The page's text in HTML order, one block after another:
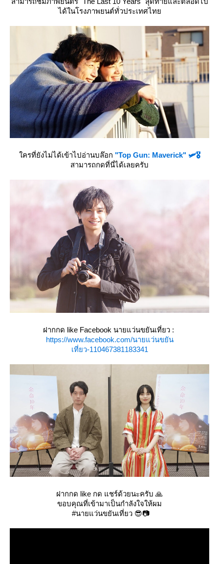
ได้ในโรงภาพยนต์ทั่วประเทศไท
ครที่ยังไม่ได้เข้าไปอ่านบล๊อก "Top Gun: Maverick" 🛩️🎖️
สามารถกดที่นี่ได้เลยครับ
ฝากกด like Facebook นายแว่นขยันเที่ยว :
https://www.facebook.com/นายแว่นขยัน
เที่ยว-110467381183341
ฝากกด like กด แชร์ด้วยนะครับ 🙏
ขอบคุณที่เข้ามาเป็นกำลังใจให้ผม
#นายแว่นขยันเที่ยว 😎📷